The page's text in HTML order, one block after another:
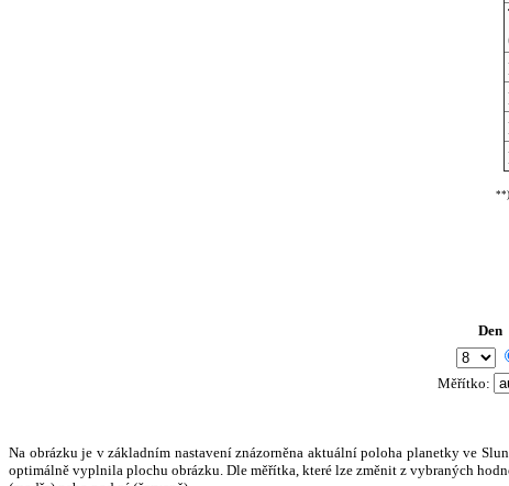
**)
Den
Měřítko:
Na obrázku je v základním nastavení znázorněna aktuální poloha planetky ve
optimálně vyplnila plochu obrázku. Dle měřítka, které lze změnit z vybraných